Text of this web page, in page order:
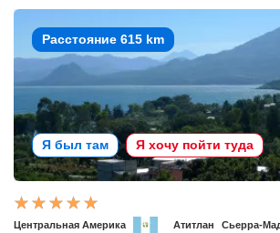
Расстояние 615 km
Я был там Я хочу пойти туда
Центральная Америка Атитлан Сьерра-